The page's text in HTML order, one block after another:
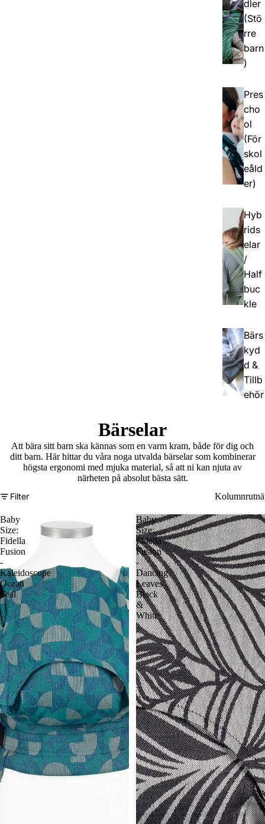
dler
(Stö
rre
barn
)
Pres
cho
ol
(För
skol
eåld
er)
Hyb
rids
elar
/
Half
buc
kle
Bärs
kyd
d &
Tillb
ehör
Bärselar
Att bära sitt barn ska kännas som en varm kram, både för dig och
ditt barn. Här hittar du våra noga utvalda bärselar som kombinerar
högsta ergonomi med mjuka material, så att ni kan njuta av
närheten på absolut bästa sätt.
Filter
Baby
Size:
Fidella
Fusion
-
Kaleidoscope
Ocean
Teal
Baby
Size:
Fidella
Fusion
-
Dancing
Leaves
Black
&
White